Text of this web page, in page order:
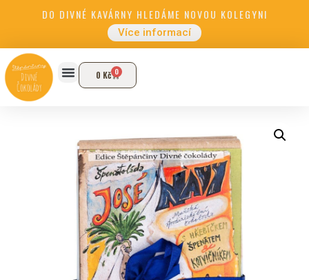
DO DIVNÉ KAVÁRNY HLEDÁME NOVOU KOLEGYNI
Více informací
0 Kč 0